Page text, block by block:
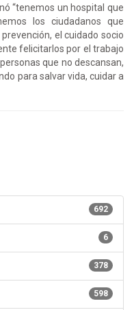
“tenemos un hospital que
los ciudadanos que
el cuidado socio
felicitarlos por el trabajo
que no descansan,
para salvar vida, cuidar a
692
6
378
598